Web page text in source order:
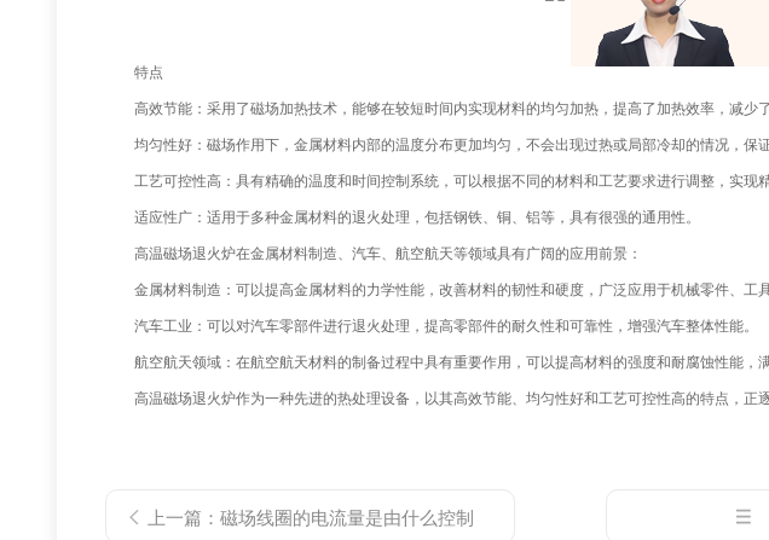
特点
高效节能：采用了磁场加热技术，能够在较短时间内实现材料的均匀加热，提高了加热效率，减少了
均匀性好：磁场作用下，金属材料内部的温度分布更加均匀，不会出现过热或局部冷却的情况，保证
工艺可控性高：具有精确的温度和时间控制系统，可以根据不同的材料和工艺要求进行调整，实现精
适应性广：适用于多种金属材料的退火处理，包括钢铁、铜、铝等，具有很强的通用性。
高温磁场退火炉在金属材料制造、汽车、航空航天等领域具有广阔的应用前景：
金属材料制造：可以提高金属材料的力学性能，改善材料的韧性和硬度，广泛应用于机械零件、工具
汽车工业：可以对汽车零部件进行退火处理，提高零部件的耐久性和可靠性，增强汽车整体性能。
航空航天领域：在航空航天材料的制备过程中具有重要作用，可以提高材料的强度和耐腐蚀性能，满
高温磁场退火炉作为一种先进的热处理设备，以其高效节能、均匀性好和工艺可控性高的特点，正
上一篇： 磁场线圈的电流量是由什么控制